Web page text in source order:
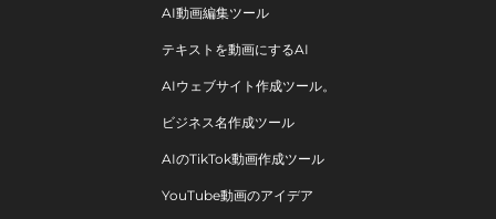
AI動画編集ツール
テキストを動画にするAI
AIウェブサイト作成ツール。
ビジネス名作成ツール
AIのTikTok動画作成ツール
YouTube動画のアイデア